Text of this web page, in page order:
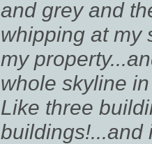
and grey and
whipping at my
my
whole skyline
Like three
buildings!...and